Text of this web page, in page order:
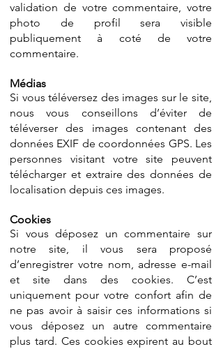
validation de votre commentaire, votre
photo de profil sera visible
publiquement à coté de votre
commentaire.
Médias
Si vous téléversez des images sur le site,
nous vous conseillons d’éviter de
téléverser des images contenant des
données EXIF de coordonnées GPS. Les
personnes visitant votre site peuvent
télécharger et extraire des données de
localisation depuis ces images.
Cookies
Si vous déposez un commentaire sur
notre site, il vous sera proposé
d’enregistrer votre nom, adresse e-mail
et site dans des cookies. C’est
uniquement pour votre confort afin de
ne pas avoir à saisir ces informations si
vous déposez un autre commentaire
plus tard. Ces cookies expirent au bout